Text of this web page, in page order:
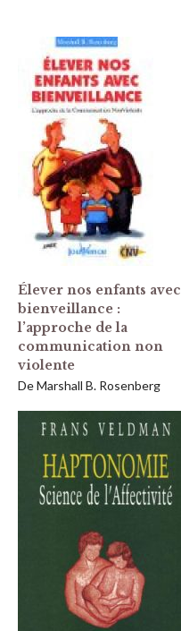
Élever nos enfants avec
bienveillance :
l’approche de la
communication non
violente
De Marshall B. Rosenberg